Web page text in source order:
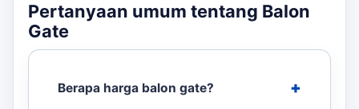
Pertanyaan umum tentang Balon
Gate
Berapa harga balon gate?